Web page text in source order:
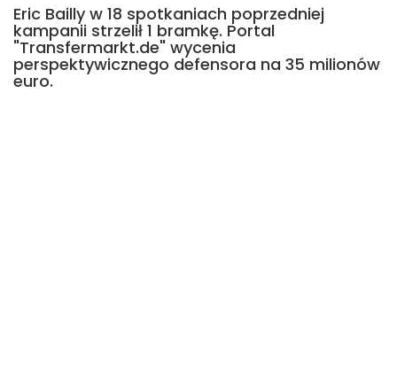
Eric Bailly w 18 spotkaniach poprzedniej
kampanii strzelił 1 bramkę. Portal
"Transfermarkt.de" wycenia
perspektywicznego defensora na 35 milionów
euro.